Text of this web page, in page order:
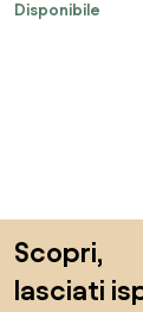
Disponibile
Scopri,
lasciati